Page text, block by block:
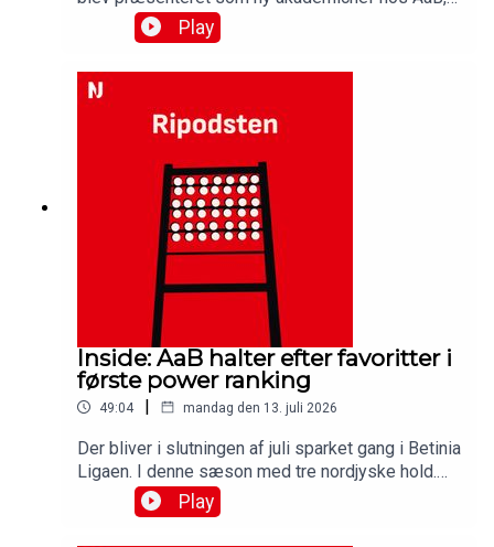
kaldte han det for et drømmejob. Spørgsmålet er
om drømmen stadig lever efter turbulent første
har været ramt af AaB’s sparekniv. Få svaret på
det, og på hvor AaB’ akademi er lige nu, og hvad
planerne er for fremtiden i denne udgave af
Ripodsten.Medvirkende:Dennis Ramonn Olsen,
akademichef, AaBSimon Ydesen, journalist,
NordjyskeJens Otto Barsøe, journalist, Nordjyske
Play
Inside: AaB halter efter favoritter i
første power ranking
49:04 | mandag den 13. juli 2026
Der bliver i slutningen af juli sparket gang i Betinia
Ligaen. I denne sæson med tre nordjyske hold.
AaB vil spille med i toppen, mens det for Hobro
og Vendsyssel som udgangspunkt handler om
overlevelse. Hvad er mulighederne for, at det
Play